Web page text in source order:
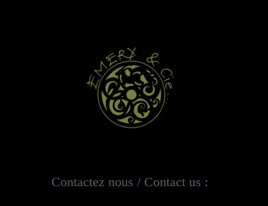
Contactez nous / Contact us :